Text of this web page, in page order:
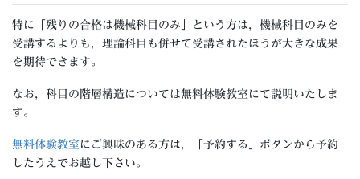
特に「残りの合格は機械科目のみ」という方は，機械科目のみを
受講するよりも，理論科目も併せて受講されたほうが大きな成果
を期待できます。
なお，科目の階層構造については無料体験教室にて説明いたしま
す。
無料体験教室にご興味のある方は，「予約する」ボタンから予約
したうえでお越し下さい。